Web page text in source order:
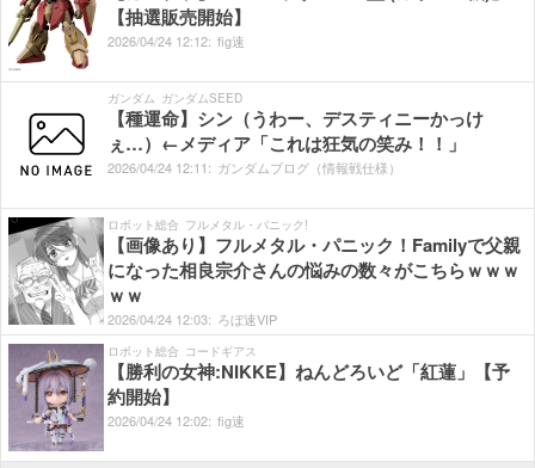
【抽選販売開始】
2026/04/24 12:12: fig速
ガンダム ガンダムSEED
【種運命】シン（うわー、デスティニーかっけ
ぇ…）←メディア「これは狂気の笑み！！」
2026/04/24 12:11: ガンダムブログ（情報戦仕様）
ロボット総合 フルメタル・パニック!
【画像あり】フルメタル・パニック！Familyで父親
になった相良宗介さんの悩みの数々がこちらｗｗｗ
ｗｗ
2026/04/24 12:03: ろぼ速VIP
ロボット総合 コードギアス
【勝利の女神:NIKKE】ねんどろいど「紅蓮」【予
約開始】
2026/04/24 12:02: fig速